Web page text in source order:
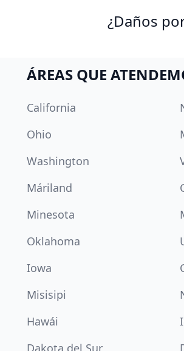
¿Daños
ÁREAS QUE
California
Ohio
Washington
Máriland
Minesota
Oklahoma
Iowa
Misisipi
Hawái
Dakota del Sur